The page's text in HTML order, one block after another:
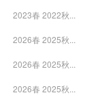
2023春 2022秋...
2026春 2025秋...
2026春 2025秋...
2026春 2025秋...